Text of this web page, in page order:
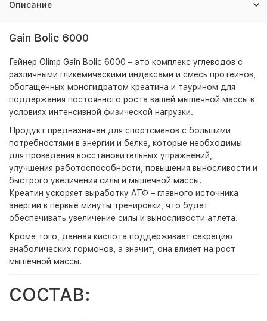
Описание
Gain Bolic 6000
Гейнер Olimp Gain Bolic 6000 – это комплекс углеводов с
различными гликемическими индексами и смесь протеинов,
обогащенных моногидратом креатина и таурином для
поддержания постоянного роста вашей мышечной массы в
условиях интенсивной физической нагрузки.
Продукт предназначен для спортсменов с большими
потребностями в энергии и белке, которые необходимы
для проведения восстановительных упражнений,
улучшения работоспособности, повышения выносливости и
быстрого увеличения силы и мышечной массы.
Креатин ускоряет выработку АТФ – главного источника
энергии в первые минуты тренировки, что будет
обеспечивать увеличение силы и выносливости атлета.
Кроме того, данная кислота поддерживает секрецию
анаболических гормонов, а значит, она влияет на рост
мышечной массы.
СОСТАВ: